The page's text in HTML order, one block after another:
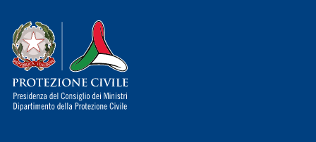
Dipartimento della Protezione Civile